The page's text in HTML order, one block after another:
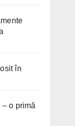
în
o primă